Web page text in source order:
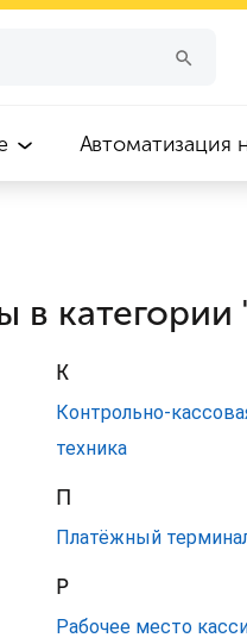
Автоматизация
в
К
Контрольно-
техника
П
Платёжный
Р
Рабочее место